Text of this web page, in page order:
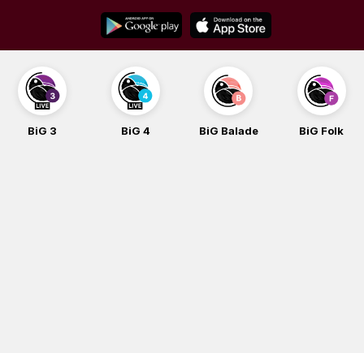
content
BiG 3 BiG 4 BiG Balade BiG Folk